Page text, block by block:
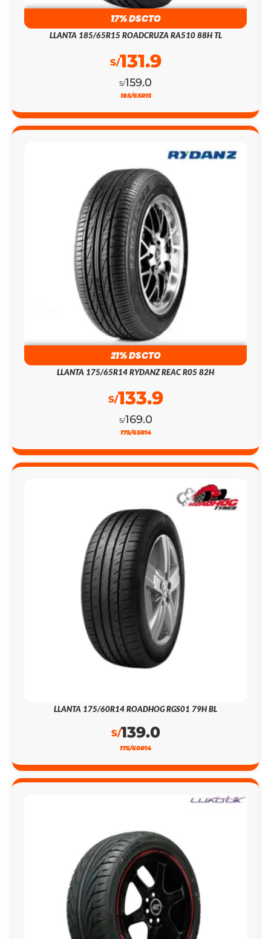
17% DSCTO
LLANTA 185/65R15 ROADCRUZA RA510 88H TL
S/159.0
S/131.9
185/65R15
21% DSCTO
LLANTA 175/65R14 RYDANZ REAC R05 82H
S/169.0
S/133.9
175/65R14
LLANTA 175/60R14 ROADHOG RGS01 79H BL
S/139.0
175/60R14